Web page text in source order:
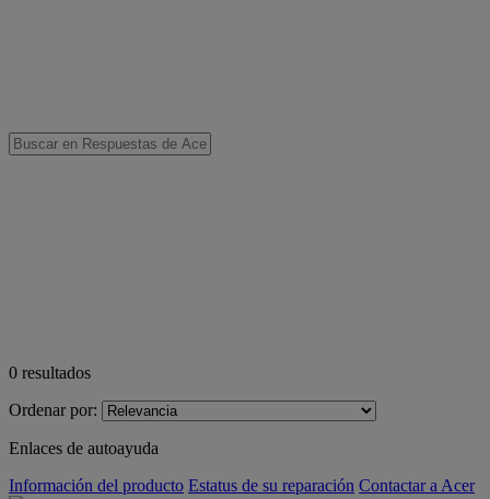
0 resultados
Ordenar por:
Enlaces de autoayuda
Información del producto Estatus de su reparación Contactar a Acer